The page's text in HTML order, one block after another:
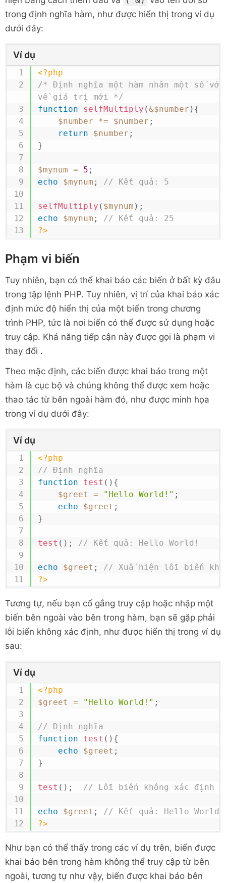
trong định nghĩa hàm, như được hiển thị trong ví dụ
dưới đây:
Ví dụ
<?php
/* Định nghĩa một hàm nhân một số
về giá trị mới */
function
selfMultiply (&$number ) {
$number
*= $number ;
return
$number ;
}
$mynum = 5 ;
echo
$mynum ; // Kết quả: 5
selfMultiply ( $mynum ) ;
echo
$mynum ;
// Kết quả: 25
?>
Phạm vi biến
Tuy nhiên, bạn có thể khai báo các biến ở bất kỳ đâu
trong tập lệnh PHP. Tuy nhiên, vị trí của khai báo xác
định mức độ hiển thị của một biến trong chương
trình PHP, tức là nơi biến có thể được sử dụng hoặc
truy cập. Khả năng tiếp cận này được gọi là phạm vi
thay đổi .
Theo mặc định, các biến được khai báo trong một
hàm là cục bộ và chúng không thể được xem hoặc
thao tác từ bên ngoài hàm đó, như được minh họa
trong ví dụ dưới đây:
Ví dụ
<?php
// Định nghĩa
function
test ( ) {
$greet
= "Hello World!" ;
echo
$greet ;
}
test ( ) ; // Kết quả: Hello World!
echo $greet ;
// Xuấ hiện lỗi biến
?>
Tương tự, nếu bạn cố gắng truy cập hoặc nhập một
biến bên ngoài vào bên trong hàm, bạn sẽ gặp phải
lỗi biến không xác định, như được hiển thị trong ví dụ
sau:
Ví dụ
<?php
$greet
= "Hello World!" ;
// Định nghĩa
function
test ( ) {
echo
$greet ;
}
test ( ) ; // Lỗi biến không xác định
echo $greet ;
// Kết quả: Hello World!
?>
Như bạn có thể thấy trong các ví dụ trên, biến được
khai báo bên trong hàm không thể truy cập từ bên
ngoài, tương tự như vậy, biến được khai báo bên